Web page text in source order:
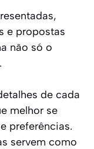
e propostas
não só o
de cada
melhor se
preferências.
servem como